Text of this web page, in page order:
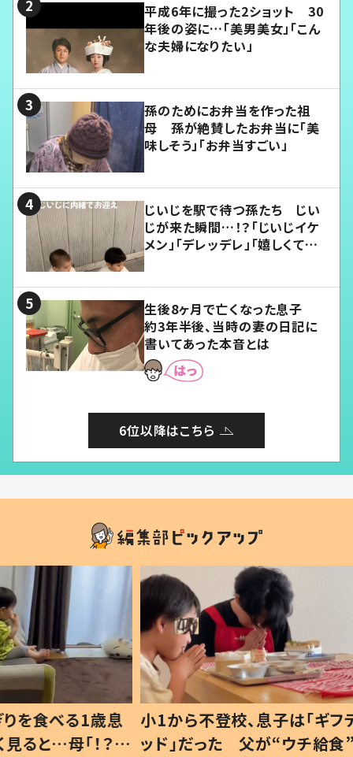
平成6年に撮った2ショット 30
年後の姿に…「美男美女」「こん
な夫婦になりたい」
孫のためにお弁当を作った祖
母 孫が絶賛したお弁当に「美
味しそう」「お弁当すごい」
じいじを駅で待つ孫たち じい
じが来た瞬間…！？「じいじイケ
メン」「デレッデレ」「嬉しくて可
生後8ヶ月で亡くなった息子
約3年半後、当時の妻の日記に
書いてあった本音とは
6位以降はこちら
歳息
？」
小1から不登校、息子は「ギフテ
ッド」だった 父が“ウチ給食”を
ひ孫
が、抱